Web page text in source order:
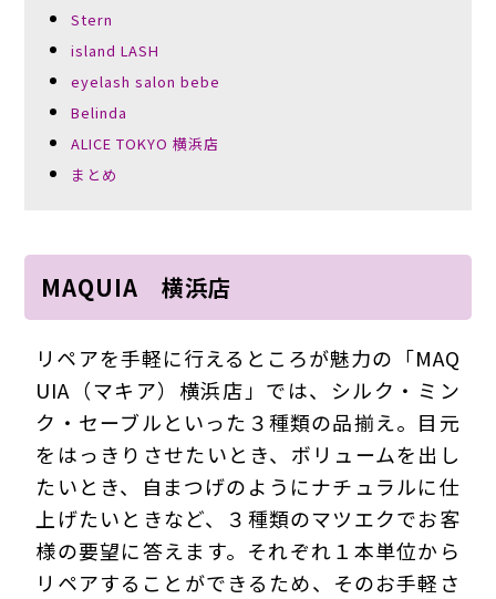
Stern
island LASH
eyelash salon bebe
Belinda
ALICE TOKYO 横浜店
まとめ
MAQUIA 横浜店
リペアを手軽に行えるところが魅力の「MAQ
UIA（マキア）横浜店」では、シルク・ミン
ク・セーブルといった３種類の品揃え。目元
をはっきりさせたいとき、ボリュームを出し
たいとき、自まつげのようにナチュラルに仕
上げたいときなど、３種類のマツエクでお客
様の要望に答えます。それぞれ１本単位から
リペアすることができるため、そのお手軽さ